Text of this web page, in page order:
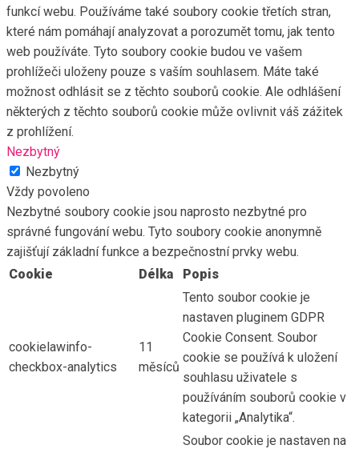
funkcí webu. Používáme také soubory cookie třetích stran,
které nám pomáhají analyzovat a porozumět tomu, jak tento
web používáte. Tyto soubory cookie budou ve vašem
prohlížeči uloženy pouze s vaším souhlasem. Máte také
možnost odhlásit se z těchto souborů cookie. Ale odhlášení
některých z těchto souborů cookie může ovlivnit váš zážitek
z prohlížení.
Nezbytný
Nezbytný
Vždy povoleno
Nezbytné soubory cookie jsou naprosto nezbytné pro
správné fungování webu. Tyto soubory cookie anonymně
zajišťují základní funkce a bezpečnostní prvky webu.
Cookie
Délka Popis
cookielawinfo-
checkbox-analytics
11
měsíců
Tento soubor cookie je
nastaven pluginem GDPR
Cookie Consent. Soubor
cookie se používá k uložení
souhlasu uživatele s
používáním souborů cookie v
kategorii „Analytika“.
Soubor cookie je nastaven na